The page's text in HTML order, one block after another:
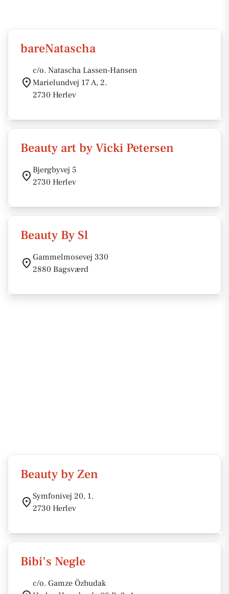
bareNatascha
c/o. Natascha Lassen-Hansen
Marielundvej 17 A, 2.
2730 Herlev
Beauty art by Vicki Petersen
Bjergbyvej 5
2730 Herlev
Beauty By Sl
Gammelmosevej 330
2880 Bagsværd
Beauty by Zen
Symfonivej 20, 1.
2730 Herlev
Bibi's Negle
c/o. Gamze Özbudak